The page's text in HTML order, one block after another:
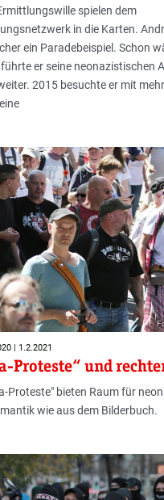
spielen dem
in die Karten.
ein Paradebeispiel. Schon
er seine neonazistischen
2015 besuchte er mit
| 1.2.2021
Proteste“ und
Proteste" bieten Raum für
wie aus dem Bilderbuch.